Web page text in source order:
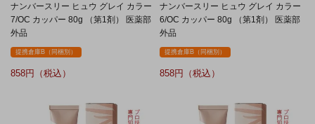
ナンバースリー ヒュウ グレイ カラー
7/OC カッパー 80g （第1剤） 医薬部
外品
提携倉庫B（同梱別）
858
ナンバースリー ヒュウ グレイ カラー
6/OC カッパー 80g （第1剤） 医薬部
外品
提携倉庫B（同梱別）
858